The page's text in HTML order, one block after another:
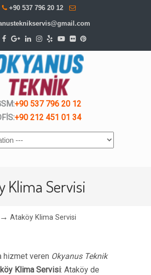
+90 537 796 20 12
+90 537 796 20 12
+90 212 451 01 34
Klima Servisi
→ Ataköy Klima Servisi
hizmet veren Okyanus Teknik
Klima Servisi: Ataköy de